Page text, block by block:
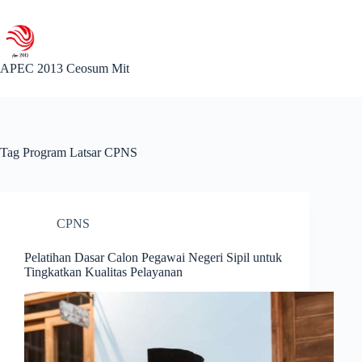
content
APEC 2013 Ceosum Mit
Tag Program Latsar CPNS
CPNS
Pelatihan Dasar Calon Pegawai Negeri Sipil untuk
Tingkatkan Kualitas Pelayanan